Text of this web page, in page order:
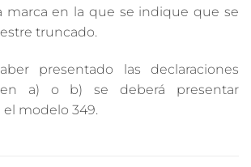
marca en la que se indique que se
truncado.
presentado las declaraciones
en a) o b) se deberá presentar
modelo 349.